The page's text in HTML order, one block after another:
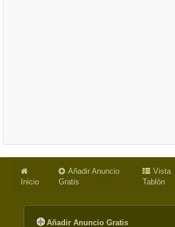
Inicio
Añadir Anuncio
Gratis
Vista
Tablón
Añadir Anuncio Gratis